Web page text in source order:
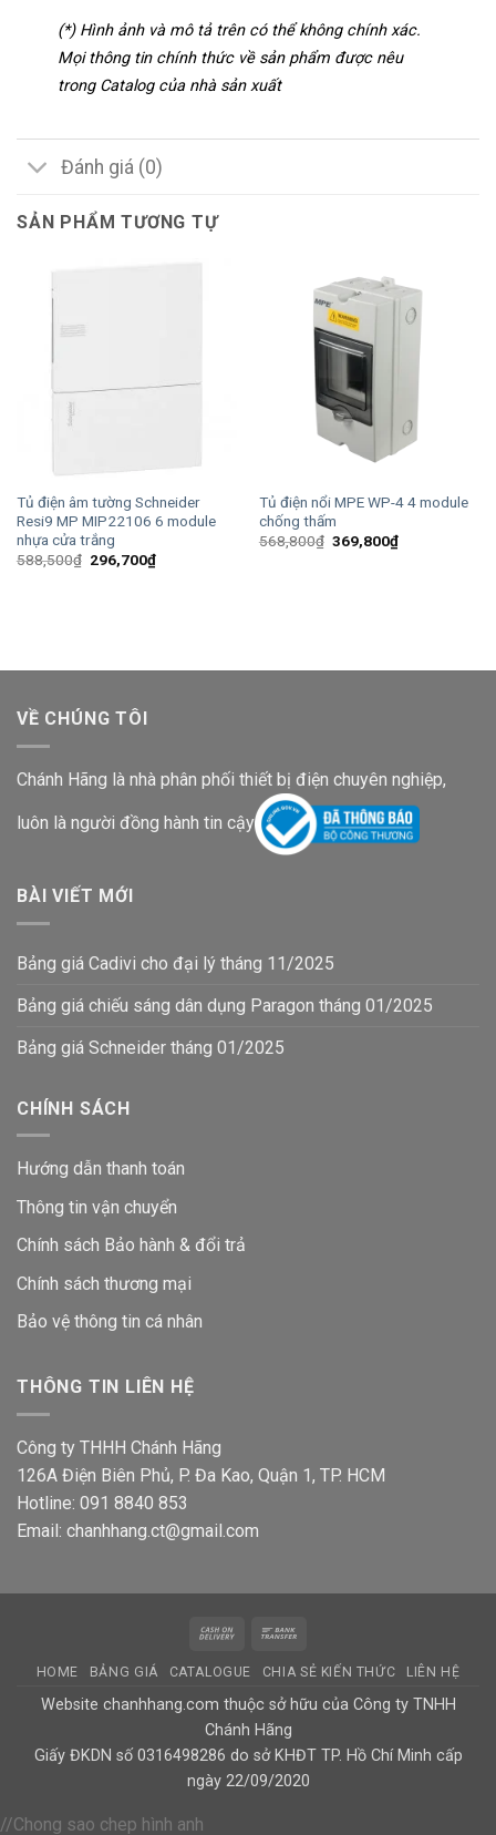
(*) Hình ảnh và mô tả trên có thể không chính xác.
Mọi thông tin chính thức về sản phẩm được nêu
trong Catalog của nhà sản xuất
Đánh giá (0)
SẢN PHẨM TƯƠNG TỰ
Tủ điện âm tường Schneider
Resi9 MP MIP22106 6 module
nhựa cửa trắng
588,500₫ Giá
296,700₫Giá
hiện
Tủ điện nổi MPE WP-4 4 module
chống thấm
568,800₫ Giá
369,800₫Giá
hiện
VỀ CHÚNG TÔI
Chánh Hãng là nhà phân phối thiết bị điện chuyên nghiệp,
luôn là người đồng hành tin cậy
BÀI VIẾT MỚI
Bảng giá Cadivi cho đại lý tháng 11/2025
Bảng giá chiếu sáng dân dụng Paragon tháng 01/2025
Bảng giá Schneider tháng 01/2025
CHÍNH SÁCH
Hướng dẫn thanh toán
Thông tin vận chuyển
Chính sách Bảo hành & đổi trả
Chính sách thương mại
Bảo vệ thông tin cá nhân
THÔNG TIN LIÊN HỆ
Công ty THHH Chánh Hãng
126A Điện Biên Phủ, P. Đa Kao, Quận 1, TP. HCM
Hotline: 091 8840 853
Email: chanhhang.ct@gmail.com
Cash
Delivery
HOME BẢNG GIÁ CATALOGUE CHIA SẺ KIẾN THỨC LIÊN HỆ
Website chanhhang.com thuộc sở hữu của Công ty TNHH
Chánh Hãng
Giấy ĐKDN số 0316498286 do sở KHĐT TP. Hồ Chí Minh cấp
ngày 22/09/2020
//Chong sao chep hình anh